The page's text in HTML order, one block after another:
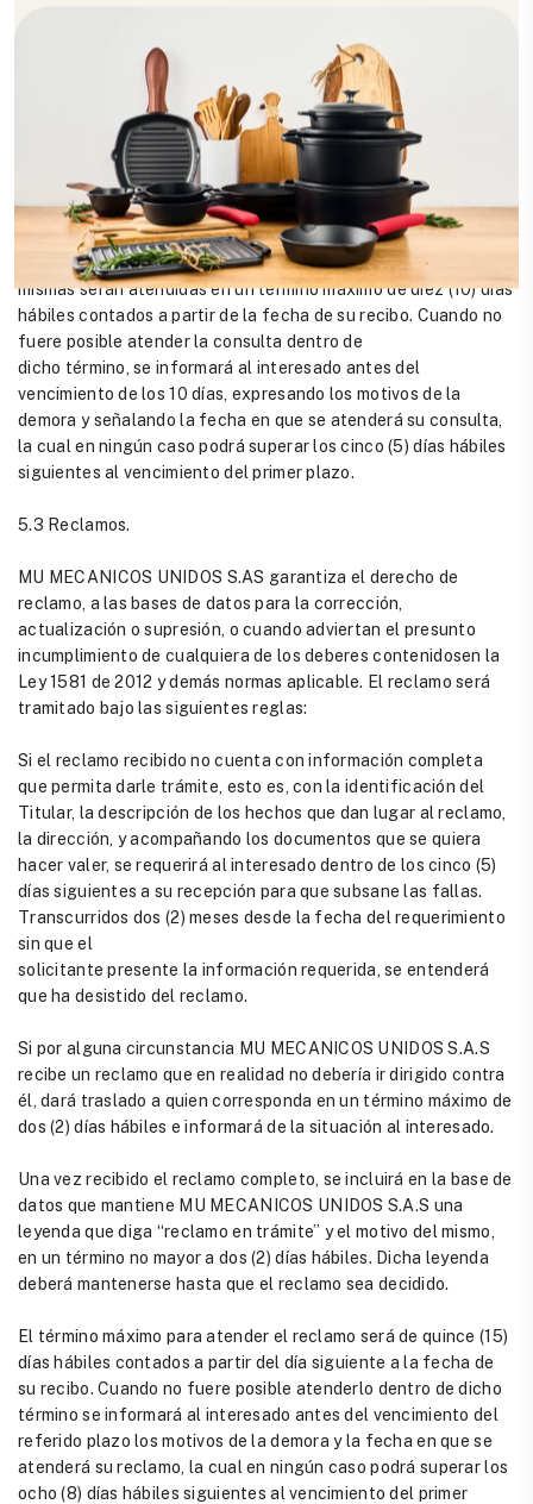
individual o que esté vinculada con la identificación del
Para la atención de solicitudes de consulta de datos
personales MU MECANICOS UNIDOS S.A.S garantiza, que
existen medios de comunicación electrónica y telefónica.
En cualquier caso, independientemente del mecanismo
implementado para la atención de solicitudes de consulta, las
mismas serán atendidas en un término máximo de diez (10) días
hábiles contados a partir de la fecha de su recibo. Cuando no
fuere posible atender la consulta dentro de
dicho término, se informará al interesado antes del
vencimiento de los 10 días, expresando los motivos de la
demora y señalando la fecha en que se atenderá su consulta,
la cual en ningún caso podrá superar los cinco (5) días hábiles
siguientes al vencimiento del primer plazo.
5.3 Reclamos.
MU MECANICOS UNIDOS S.AS garantiza el derecho de
reclamo, a las bases de datos para la corrección,
actualización o supresión, o cuando adviertan el presunto
incumplimiento de cualquiera de los deberes contenidosen la
Ley 1581 de 2012 y demás normas aplicable. El reclamo será
tramitado bajo las siguientes reglas:
Si el reclamo recibido no cuenta con información completa
que permita darle trámite, esto es, con la identificación del
Titular, la descripción de los hechos que dan lugar al reclamo,
la dirección, y acompañando los documentos que se quiera
hacer valer, se requerirá al interesado dentro de los cinco (5)
días siguientes a su recepción para que subsane las fallas.
Transcurridos dos (2) meses desde la fecha del requerimiento
sin que el
solicitante presente la información requerida, se entenderá
que ha desistido del reclamo.
Si por alguna circunstancia MU MECANICOS UNIDOS S.A.S
recibe un reclamo que en realidad no debería ir dirigido contra
él, dará traslado a quien corresponda en un término máximo de
dos (2) días hábiles e informará de la situación al interesado.
Una vez recibido el reclamo completo, se incluirá en la base de
datos que mantiene MU MECANICOS UNIDOS S.A.S una
leyenda que diga “reclamo en trámite” y el motivo del mismo,
en un término no mayor a dos (2) días hábiles. Dicha leyenda
deberá mantenerse hasta que el reclamo sea decidido.
El término máximo para atender el reclamo será de quince (15)
días hábiles contados a partir del día siguiente a la fecha de
su recibo. Cuando no fuere posible atenderlo dentro de dicho
término se informará al interesado antes del vencimiento del
referido plazo los motivos de la demora y la fecha en que se
atenderá su reclamo, la cual en ningún caso podrá superar los
ocho (8) días hábiles siguientes al vencimiento del primer